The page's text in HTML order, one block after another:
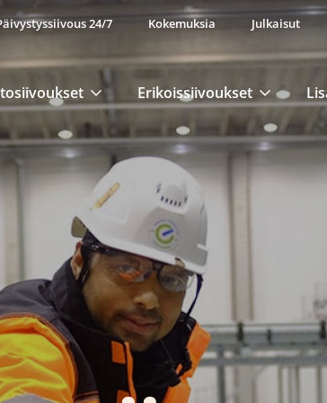
24/7 Kokemuksia Julkaisut
Erikoissiivoukset